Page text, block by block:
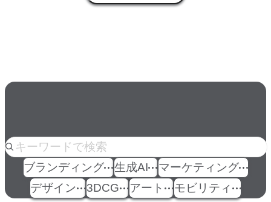
人気のkeyword
ブランディング 生成AI
マーケティング
デザイン
3DCG アート モビリティ